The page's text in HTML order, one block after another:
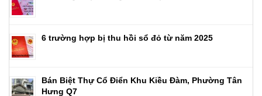
6 trường hợp bị thu hồi sổ đỏ từ năm 2025
Bán Biệt Thự Cổ Điển Khu Kiều Đàm, Phường Tân
Hưng Q7